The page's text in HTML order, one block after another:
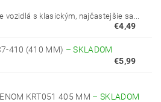
vozidlá s klasickým, najčastejšie sa...
€4,49
410 (410 MM) –SKLADOM
€5,99
KRT051 405 MM – SKLADOM